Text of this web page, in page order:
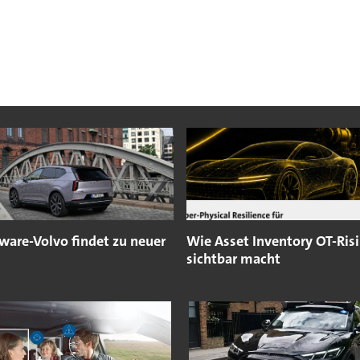
Volvo findet zu neuer
Wie Asset Inventory OT-
sichtbar macht